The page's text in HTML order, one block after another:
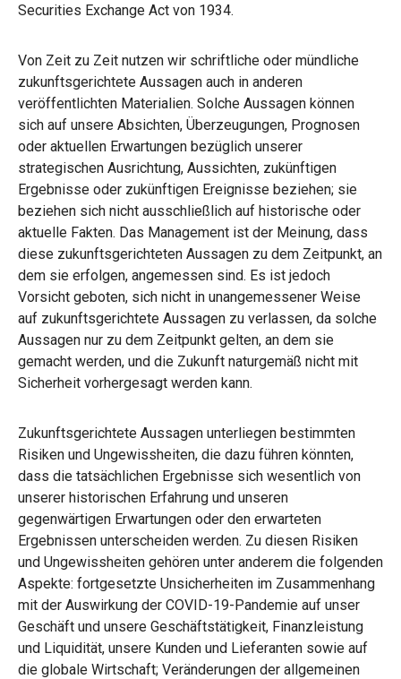
Securities Exchange Act von 1934.
Von Zeit zu Zeit nutzen wir schriftliche oder mündliche
zukunftsgerichtete Aussagen auch in anderen
veröffentlichten Materialien. Solche Aussagen können
sich auf unsere Absichten, Überzeugungen, Prognosen
oder aktuellen Erwartungen bezüglich unserer
strategischen Ausrichtung, Aussichten, zukünftigen
Ergebnisse oder zukünftigen Ereignisse beziehen; sie
beziehen sich nicht ausschließlich auf historische oder
aktuelle Fakten. Das Management ist der Meinung, dass
diese zukunftsgerichteten Aussagen zu dem Zeitpunkt, an
dem sie erfolgen, angemessen sind. Es ist jedoch
Vorsicht geboten, sich nicht in unangemessener Weise
auf zukunftsgerichtete Aussagen zu verlassen, da solche
Aussagen nur zu dem Zeitpunkt gelten, an dem sie
gemacht werden, und die Zukunft naturgemäß nicht mit
Sicherheit vorhergesagt werden kann.
Zukunftsgerichtete Aussagen unterliegen bestimmten
Risiken und Ungewissheiten, die dazu führen könnten,
dass die tatsächlichen Ergebnisse sich wesentlich von
unserer historischen Erfahrung und unseren
gegenwärtigen Erwartungen oder den erwarteten
Ergebnissen unterscheiden werden. Zu diesen Risiken
und Ungewissheiten gehören unter anderem die folgenden
Aspekte: fortgesetzte Unsicherheiten im Zusammenhang
mit der Auswirkung der COVID-19-Pandemie auf unser
Geschäft und unsere Geschäftstätigkeit, Finanzleistung
und Liquidität, unsere Kunden und Lieferanten sowie auf
die globale Wirtschaft; Veränderungen der allgemeinen